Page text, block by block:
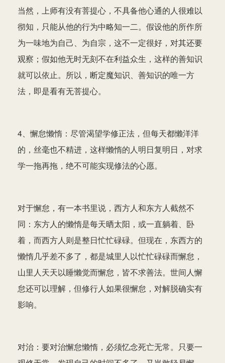
当然，上师有没有菩提心，不具备他心通的人很难以
彻知，只能从他的行为中略知一二。假设他的所作所
为一味地为自己、为自宗，这不一定很好，对其还要
观察；假如他无时无刻不在利益众生，这样的善知识
就可以依止。所以，断定魔知识、善知识的唯一方
法，即是看有无菩提心。
4、懈怠懒惰：尽管渴望学修正法，但每天都懒洋洋
的，丝毫也不精进，这样懒惰的人明日复明日，对求
学一拖再拖，绝不可能实现修法的心愿。
对于懈怠，有一本书里说，西方人和东方人截然不
同：东方人的懒惰是每天晒太阳，或一直躺着、卧
着，而西方人则是整日忙忙碌碌。但现在，东西方的
懒惰几乎差不多了，都是城里人以忙忙碌碌而懈怠，
山里人天天以睡懒觉而懈怠，皆不求善法。世间人懈
怠还可以理解，但修行人如果很懈怠，对解脱确实有
影响。
对治：要对治懈怠懒惰，必须忆念死亡无常。只要一